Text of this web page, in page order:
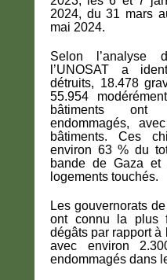
2024, du 31 mars
mai 2024.
Selon l’analyse
l’UNOSAT a
détruits, 18.478
55.954
bâtiments ont
endommagés,
bâtiments. Ces
environ 63 % du
bande de Gaza
logements touchés.
Les gouvernorats
ont connu la plus
dégâts par rapport à
avec environ
endommagés dans